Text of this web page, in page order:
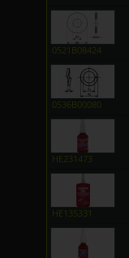
0521B08424
0536B00080
HE231473
HE135331